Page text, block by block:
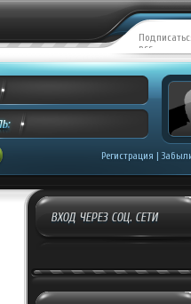
RSS
Регистрация |
ВХОД ЧЕРЕЗ СОЦ. СЕТИ